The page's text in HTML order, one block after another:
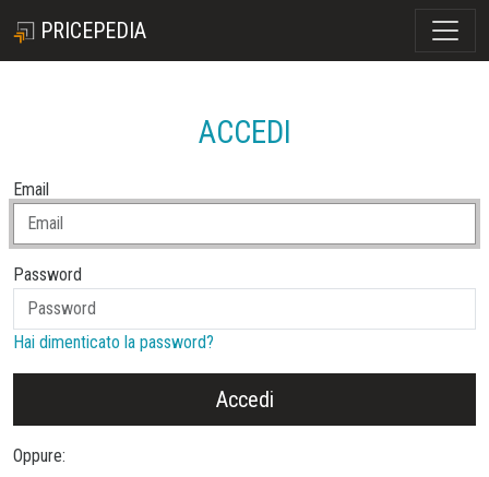
PRICEPEDIA
ACCEDI
Email
Password
Hai dimenticato la password?
Accedi
Oppure: